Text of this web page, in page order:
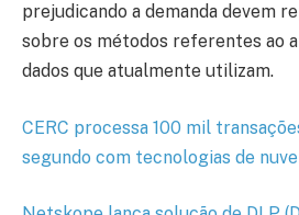
prejudicando a demanda devem
sobre os métodos referentes ao
dados que atualmente utilizam.
CERC processa 100 mil
segundo com tecnologias de